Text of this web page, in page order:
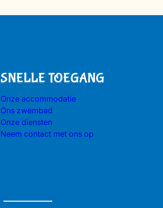
SNELLE TOEGANG
Onze accommodatie
Ons zwembad
Onze diensten
Neem contact met ons op